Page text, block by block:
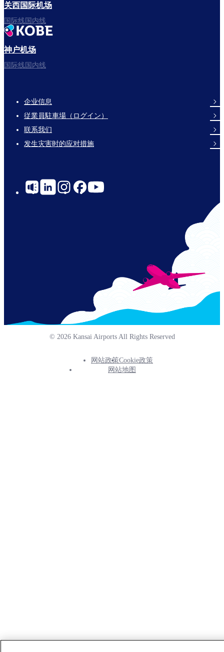
祝您旅途愉快。
关西国际机场
国际线国内线
神户机场
国际线国内线
Footer
Links
企业信息
従業員駐車場（ログイン）
联系我们
发生灾害时的应对措施
Social
© 2026 Kansai Airports All Rights Reserved
Footer
网站政策Cookie政策
网站地图